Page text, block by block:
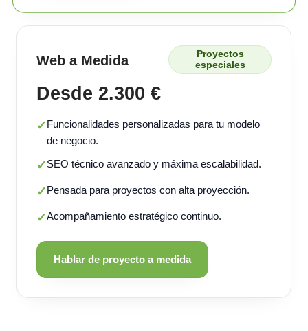
Web a Medida
Proyectos
especiales
Desde 2.300 €
✓Funcionalidades personalizadas para tu modelo
de negocio.
✓SEO técnico avanzado y máxima escalabilidad.
✓Pensada para proyectos con alta proyección.
✓Acompañamiento estratégico continuo.
Hablar de proyecto a medida